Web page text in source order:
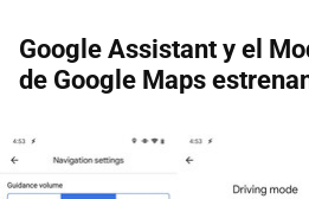
Google Assistant y el
de Google Maps